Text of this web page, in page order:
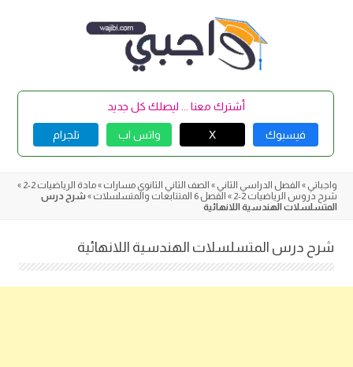
أشترك معنا ... ليصلك كل جديد
فيسبوك X واتس اب تلجرام
واجباتي » الفصل الدراسي الثاني » الصف الثاني الثانوي مسارات »مادة الرياضيات 2-2
»
شرح دروس الرياضيات 2-2
» الفصل 6 المتتابعات والمتسلسلات » شرح درس
المتسلسلات الهندسية اللانهائية
شرح درس المتسلسلات الهندسية اللانهائية